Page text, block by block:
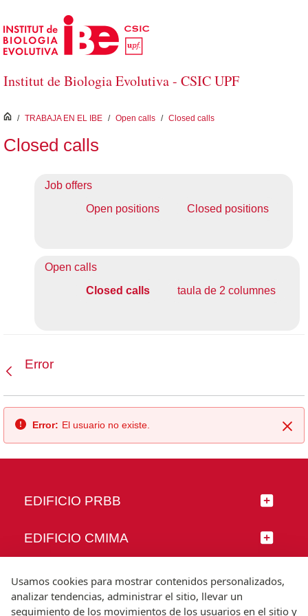
Saltar al contenido principal
Institut de Biologia Evolutiva - CSIC UPF
inici
/ TRABAJA EN EL IBE / Open calls / Closed calls
Closed calls
Job offers
Open positions
Closed positions
Open calls
Closed calls
taula de 2 columnes
Error
Error: El usuario no existe.
EDIFICIO PRBB
EDIFICIO CMIMA
SÍGUENOS
Usamos cookies para mostrar contenidos personalizados,
analizar tendencias, administrar el sitio, llevar un
seguimiento de los movimientos de los usuarios en el sitio y